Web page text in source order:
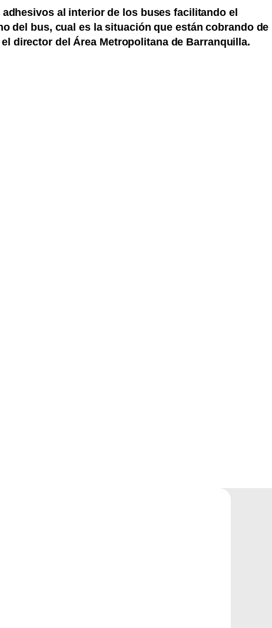
al interior de los buses facilitando el
del bus, cual es la situación que están cobrando de
director del Área Metropolitana de Barranquilla.